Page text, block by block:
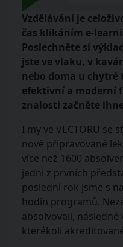
Vzdělávání je
čas klikáním e-
Poslechněte si
jste ve vlaku, v
nebo doma u chytré
efektivní a moderní
znalosti začněte
I my ve VECTORU se
nově připravované
více než 1600
jedni z prvních
poslední rok jsme s
hodin programů.
absolvovali,
kterékoli